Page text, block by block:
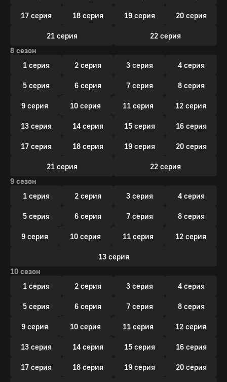
17 серия 18 серия 19 серия 20 серия
21 серия
22 серия
8 сезон
1 серия
2 серия 3 серия 4 серия
5 серия 6 серия 7 серия 8 серия
9 серия 10 серия 11 серия 12 серия
13 серия 14 серия 15 серия 16 серия
17 серия 18 серия 19 серия 20 серия
21 серия
22 серия
9 сезон
1 серия
2 серия 3 серия 4 серия
5 серия 6 серия 7 серия 8 серия
9 серия 10 серия 11 серия 12 серия
13 серия
10 сезон
1 серия
2 серия 3 серия 4 серия
5 серия 6 серия 7 серия 8 серия
9 серия 10 серия 11 серия 12 серия
13 серия 14 серия 15 серия 16 серия
17 серия 18 серия 19 серия 20 серия